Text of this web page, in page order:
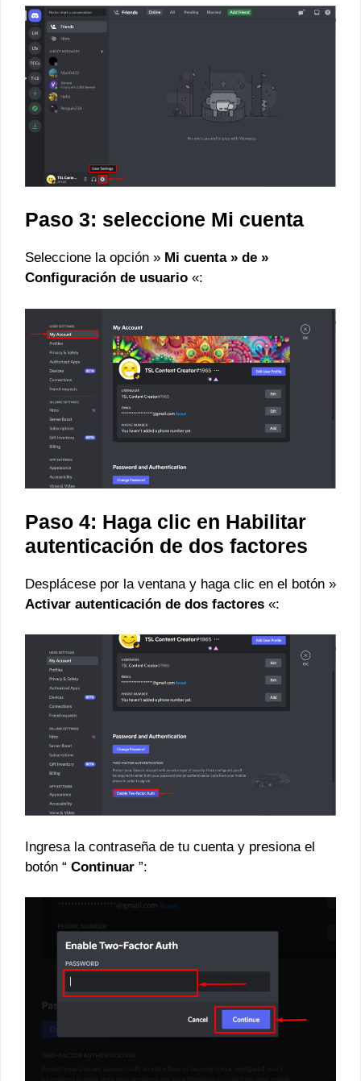
Paso 3: seleccione Mi cuenta
Seleccione la opción » Mi cuenta » de »
Configuración de usuario «:
Paso 4: Haga clic en Habilitar
autenticación de dos factores
Desplácese por la ventana y haga clic en el botón »
Activar autenticación de dos factores «:
Ingresa la contraseña de tu cuenta y presiona el
botón “ Continuar ”: